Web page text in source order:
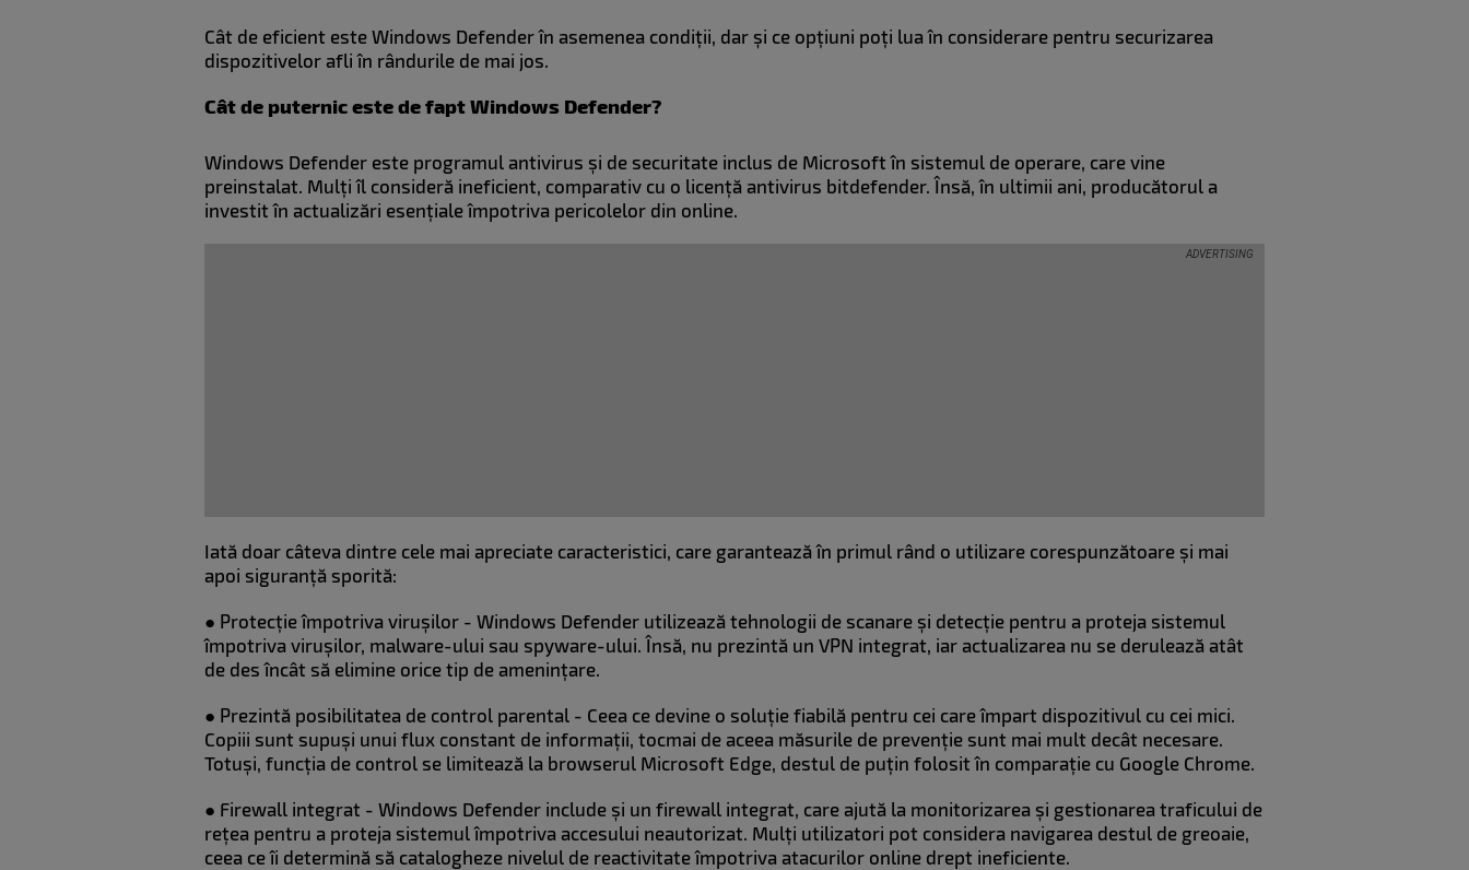
Cât de eficient este Windows Defender în asemenea condiții, dar și ce opțiuni poți lua în considerare pentru securizarea
dispozitivelor afli în rândurile de mai jos.
Cât de puternic este de fapt Windows Defender?
Windows Defender este programul antivirus și de securitate inclus de Microsoft în sistemul de operare, care vine
preinstalat. Mulți îl consideră ineficient, comparativ cu o licență antivirus bitdefender. Însă, în ultimii ani, producătorul a
investit în actualizări esențiale împotriva pericolelor din online.
Iată doar câteva dintre cele mai apreciate caracteristici, care garantează în primul rând o utilizare corespunzătoare și mai
apoi siguranță sporită:
● Protecție împotriva virușilor - Windows Defender utilizează tehnologii de scanare și detecție pentru a proteja sistemul
împotriva virușilor, malware-ului sau spyware-ului. Însă, nu prezintă un VPN integrat, iar actualizarea nu se derulează atât
de des încât să elimine orice tip de amenințare.
● Prezintă posibilitatea de control parental - Ceea ce devine o soluție fiabilă pentru cei care împart dispozitivul cu cei mici.
Copiii sunt supuși unui flux constant de informații, tocmai de aceea măsurile de prevenție sunt mai mult decât necesare.
Totuși, funcția de control se limitează la browserul Microsoft Edge, destul de puțin folosit în comparație cu Google Chrome.
● Firewall integrat - Windows Defender include și un firewall integrat, care ajută la monitorizarea și gestionarea traficului de
rețea pentru a proteja sistemul împotriva accesului neautorizat. Mulți utilizatori pot considera navigarea destul de greoaie,
ceea ce îi determină să catalogheze nivelul de reactivitate împotriva atacurilor online drept ineficiente.